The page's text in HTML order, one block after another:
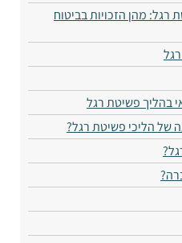
מהן הזכויות בביטוח
בהליך פשיטת רגל
של הליכי פשיטת רגל?